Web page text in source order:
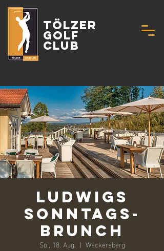
Tölzer
Golf
Club
Ludwigs
Sonntags-
Brunch
So., 18. Aug.
  |
Wackersberg